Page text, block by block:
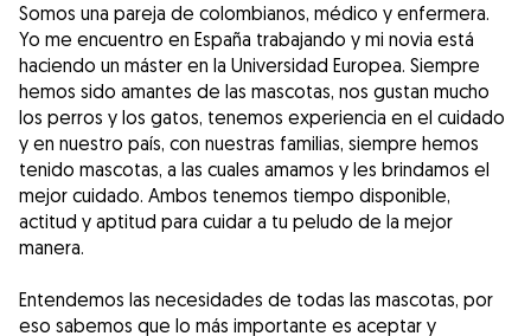
Somos una pareja de colombianos, médico y enfermera.
Yo me encuentro en España trabajando y mi novia está
haciendo un máster en la Universidad Europea. Siempre
hemos sido amantes de las mascotas, nos gustan mucho
los perros y los gatos, tenemos experiencia en el cuidado
y en nuestro país, con nuestras familias, siempre hemos
tenido mascotas, a las cuales amamos y les brindamos el
mejor cuidado. Ambos tenemos tiempo disponible,
actitud y aptitud para cuidar a tu peludo de la mejor
manera.
Entendemos las necesidades de todas las mascotas, por
eso sabemos que lo más importante es aceptar y